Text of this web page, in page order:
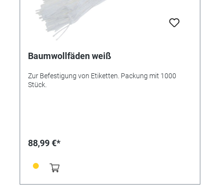
Baumwollfäden weiß
Zur Befestigung von Etiketten. Packung mit 1000
Stück.
88,99 €*